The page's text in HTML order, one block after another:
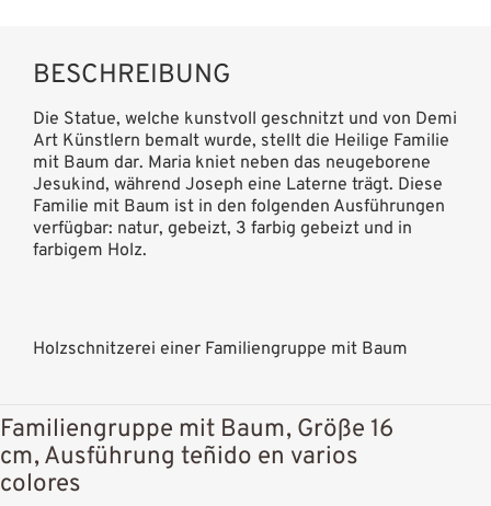
BESCHREIBUNG
Die Statue, welche kunstvoll geschnitzt und von Demi
Art Künstlern bemalt wurde, stellt die Heilige Familie
mit Baum dar. Maria kniet neben das neugeborene
Jesukind, während Joseph eine Laterne trägt. Diese
Familie mit Baum ist in den folgenden Ausführungen
verfügbar: natur, gebeizt, 3 farbig gebeizt und in
farbigem Holz.
Holzschnitzerei einer Familiengruppe mit Baum
Familiengruppe mit Baum, Größe 16
cm, Ausführung teñido en varios
colores